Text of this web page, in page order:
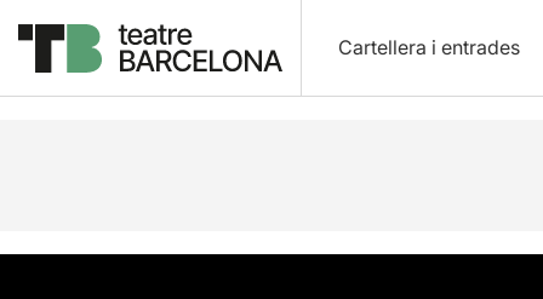
Cartellera i entrades
Descripció Fitxa artística Fotos i vídeos